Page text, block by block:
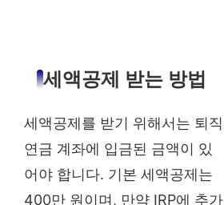
세액공제 받는 방법
세액공제를 받기 위해서는 퇴직
연금 계좌에 입금된 금액이 있
어야 합니다. 기본 세액공제는
400만 원이며, 만약 IRP에 추가